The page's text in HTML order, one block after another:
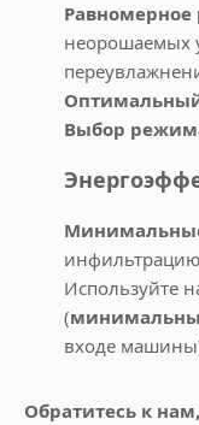
Равномерное
неорошаемых
Выбор
инфильтрацию
Используйте
(
входе
Обратитесь к